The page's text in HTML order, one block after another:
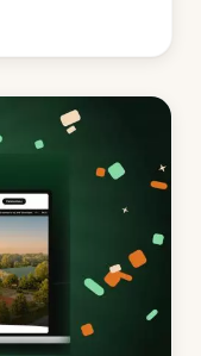
gelungenes